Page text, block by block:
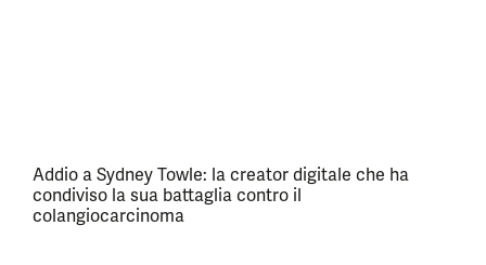
Addio a Sydney Towle: la creator digitale che ha
condiviso la sua battaglia contro il
colangiocarcinoma